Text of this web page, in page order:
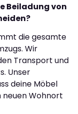
Beiladung von
die gesamte
Wir
Transport und
Unser
deine Möbel
neuen Wohnort